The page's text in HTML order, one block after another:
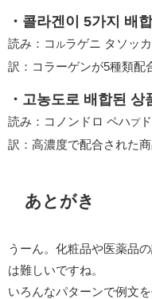
・콜라겐이 5가지 배
読み：コ ルラゲニ タソッ
訳：コラーゲンが5種類配
・고농도로 배합된 상
読み：コノンドロ ペハプ
訳：高濃度で配合された商
あとがき
うーん。化粧品や医薬品
は難しいですね。
いろんなパターンで例文